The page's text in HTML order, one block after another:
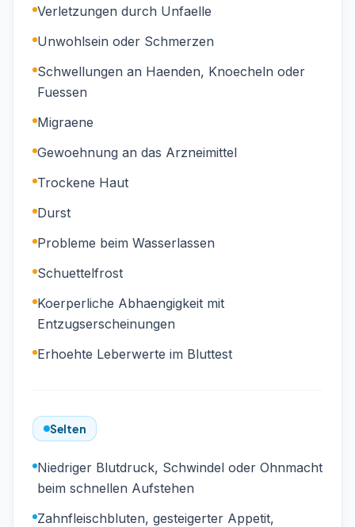
Verletzungen durch Unfaelle
Unwohlsein oder Schmerzen
Schwellungen an Haenden, Knoecheln oder
Fuessen
Migraene
Gewoehnung an das Arzneimittel
Trockene Haut
Durst
Probleme beim Wasserlassen
Schuettelfrost
Koerperliche Abhaengigkeit mit
Entzugserscheinungen
Erhoehte Leberwerte im Bluttest
Selten
Niedriger Blutdruck, Schwindel oder Ohnmacht
beim schnellen Aufstehen
Zahnfleischbluten, gesteigerter Appetit,